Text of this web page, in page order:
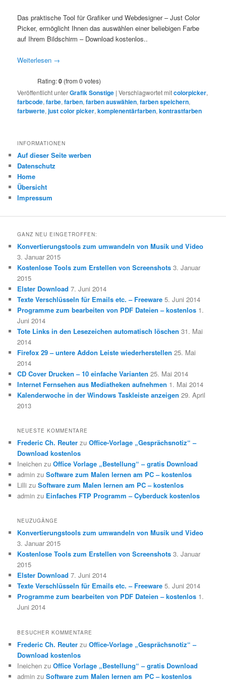
Das praktische Tool für Grafiker und Webdesigner – Just Color
Picker, ermöglicht Ihnen das auswählen einer beliebigen Farbe
auf Ihrem Bildschirm – Download kostenlos..
Weiterlesen →
Rating:0 (from 0 votes)
Veröffentlicht unterGrafik Sonstige |Verschlagwortet mitcolorpicker,
farbcode,farbe,farben,farben auswählen,farben speichern,
farbwerte,just color picker,komplenentärfarben,kontrastfarben
INFORMATIONEN
Auf dieser Seite werben
Datenschutz
Home
Übersicht
Impressum
GANZ NEU EINGETROFFEN:
Konvertierungstools zum umwandeln von Musik und Video
3. Januar 2015
Kostenlose Tools zum Erstellen von Screenshots 3. Januar
2015
Elster Download 7. Juni 2014
Texte Verschlüsseln für Emails etc. – Freeware 5. Juni 2014
Programme zum bearbeiten von PDF Dateien – kostenlos 1.
Juni 2014
Tote Links in den Lesezeichen automatisch löschen 31. Mai
2014
Firefox 29 – untere Addon Leiste wiederherstellen 25. Mai
2014
CD Cover Drucken – 10 einfache Varianten 25. Mai 2014
Internet Fernsehen aus Mediatheken aufnehmen 1. Mai 2014
Kalenderwoche in der Windows Taskleiste anzeigen 29. April
2013
NEUESTE KOMMENTARE
Frederic Ch. Reuter zuOffice-Vorlage „Gesprächsnotiz“ –
Download kostenlos
Ineichen zuOffice Vorlage „Bestellung“ – gratis Download
admin zuSoftware zum Malen lernen am PC – kostenlos
Lilli zuSoftware zum Malen lernen am PC – kostenlos
admin zu Einfaches FTP Programm – Cyberduck kostenlos
NEUZUGÄNGE
Konvertierungstools zum umwandeln von Musik und Video
3. Januar 2015
Kostenlose Tools zum Erstellen von Screenshots 3. Januar
2015
Elster Download 7. Juni 2014
Texte Verschlüsseln für Emails etc. – Freeware 5. Juni 2014
Programme zum bearbeiten von PDF Dateien – kostenlos 1.
Juni 2014
BESUCHER KOMMENTARE
Frederic Ch. Reuter zuOffice-Vorlage „Gesprächsnotiz“ –
Download kostenlos
Ineichen zuOffice Vorlage „Bestellung“ – gratis Download
admin zuSoftware zum Malen lernen am PC – kostenlos